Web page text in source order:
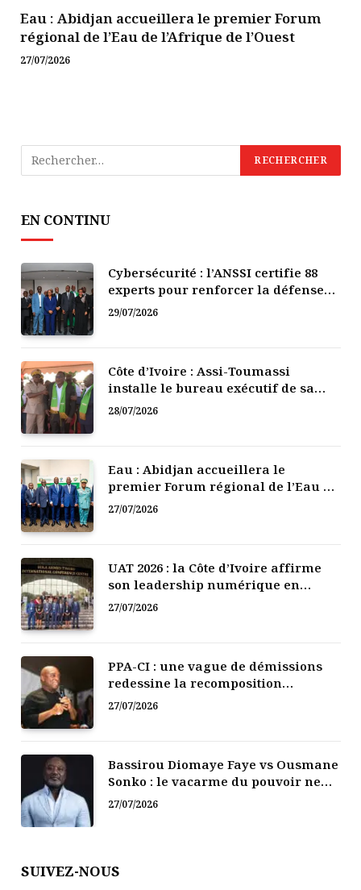
Eau : Abidjan accueillera le premier Forum
régional de l’Eau de l’Afrique de l’Ouest
27/07/2026
EN CONTINU
Cybersécurité : l’ANSSI certifie 88
experts pour renforcer la défense
numérique de la Côte d’Ivoire
29/07/2026
Côte d’Ivoire : Assi-Toumassi
installe le bureau exécutif de sa
mutuelle de développement
28/07/2026
Eau : Abidjan accueillera le
premier Forum régional de l’Eau de
l’Afrique de l’Ouest
27/07/2026
UAT 2026 : la Côte d’Ivoire affirme
son leadership numérique en
Afrique
27/07/2026
PPA-CI : une vague de démissions
redessine la recomposition
politique
27/07/2026
Bassirou Diomaye Faye vs Ousmane
Sonko : le vacarme du pouvoir ne
doit pas faire oublier les liens de la
Fraternité
27/07/2026
SUIVEZ-NOUS